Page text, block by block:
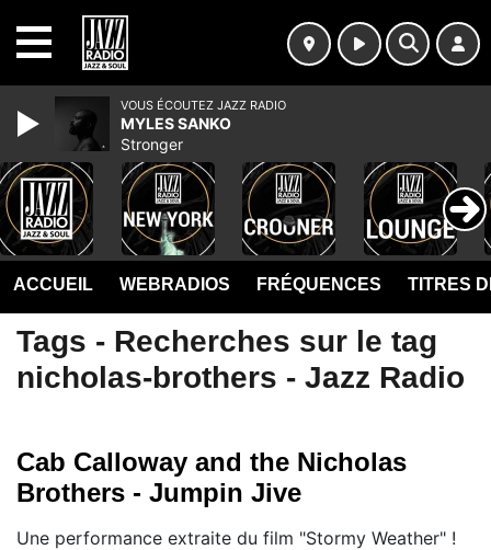
ACCUEIL WEBRADIOS FRÉQUENCES TITRES
Tags - Recherches sur le tag
nicholas-brothers - Jazz Radio
Cab Calloway and the Nicholas
Brothers - Jumpin Jive
Une performance extraite du film "Stormy Weather" !
VOUS ÉCOUTEZ JAZZ RADIO
MYLES SANKO
Stronger